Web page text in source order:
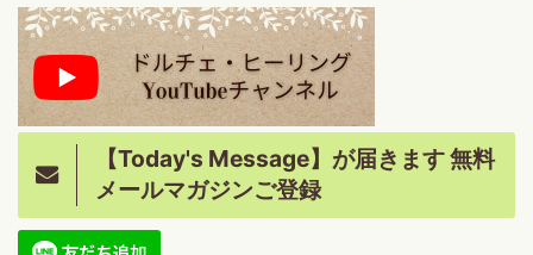
【Today's Message】が届きます 無料
メールマガジンご登録